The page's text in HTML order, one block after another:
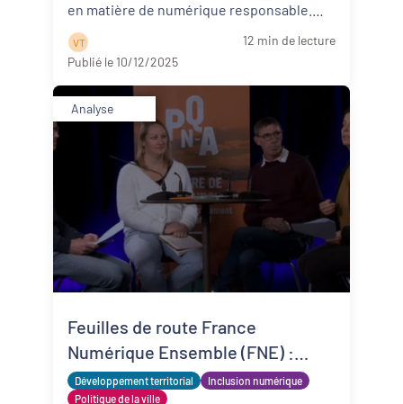
en matière de numérique responsable.
V T
12 min de lecture
Publié le 10/12/2025
Analyse
Développement territorial
Inclusion numérique
Politique de la ville
Feuilles de route France
Numérique Ensemble (FNE) :
analyse et perspectives en